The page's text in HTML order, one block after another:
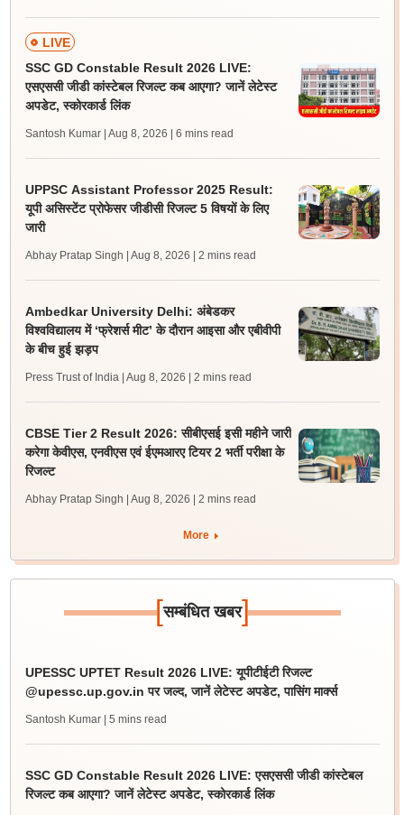
LIVE
SSC GD Constable Result 2026 LIVE:
एसएससी जीडी कांस्टेबल रिजल्ट कब आएगा? जानें लेटेस्ट
अपडेट, स्कोरकार्ड लिंक
Santosh Kumar | Aug 8, 2026 | 6 mins read
UPPSC Assistant Professor 2025 Result:
यूपी असिस्टेंट प्रोफेसर जीडीसी रिजल्ट 5 विषयों के लिए
जारी
Abhay Pratap Singh | Aug 8, 2026 | 2 mins read
Ambedkar University Delhi: अंबेडकर
विश्वविद्यालय में ‘फ्रेशर्स मीट’ के दौरान आइसा और एबीवीपी
के बीच हुई झड़प
Press Trust of India | Aug 8, 2026 | 2 mins read
CBSE Tier 2 Result 2026: सीबीएसई इसी महीने जारी
करेगा केवीएस, एनवीएस एवं ईएमआरए टियर 2 भर्ती परीक्षा के
रिजल्ट
Abhay Pratap Singh | Aug 8, 2026 | 2 mins read
More
[सम्बंधित खबर]
UPESSC UPTET Result 2026 LIVE: यूपीटीईटी रिजल्ट
@upessc.up.gov.in पर जल्द, जानें लेटेस्ट अपडेट, पासिंग मार्क्स
Santosh Kumar | 5 mins read
SSC GD Constable Result 2026 LIVE: एसएससी जीडी कांस्टेबल
रिजल्ट कब आएगा? जानें लेटेस्ट अपडेट, स्कोरकार्ड लिंक